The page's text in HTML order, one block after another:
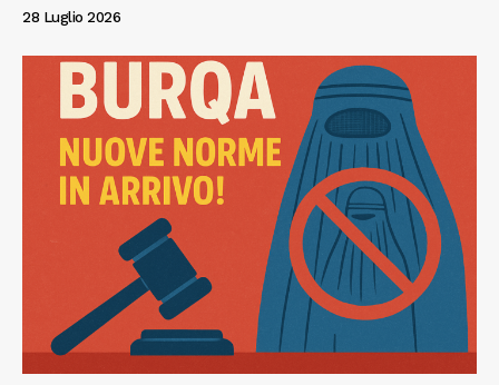
28 Luglio 2026